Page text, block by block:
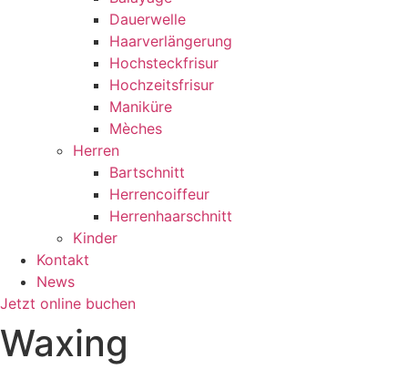
Dauerwelle
Haarverlängerung
Hochsteckfrisur
Hochzeitsfrisur
Maniküre
Mèches
Herren
Bartschnitt
Herrencoiffeur
Herrenhaarschnitt
Kinder
Kontakt
News
Jetzt online buchen
Waxing